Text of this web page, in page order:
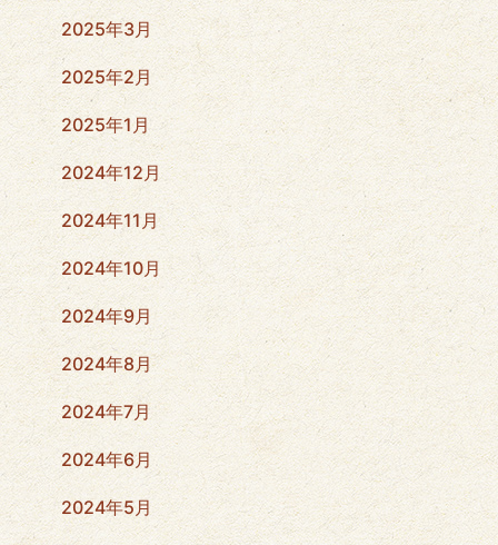
2025年3月
2025年2月
2025年1月
2024年12月
2024年11月
2024年10月
2024年9月
2024年8月
2024年7月
2024年6月
2024年5月